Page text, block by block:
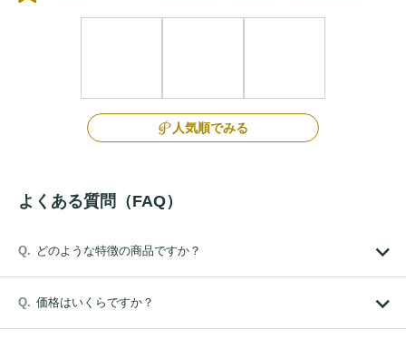
人気順でみる
よくある質問（FAQ）
どのような特徴の商品ですか？
価格はいくらですか？